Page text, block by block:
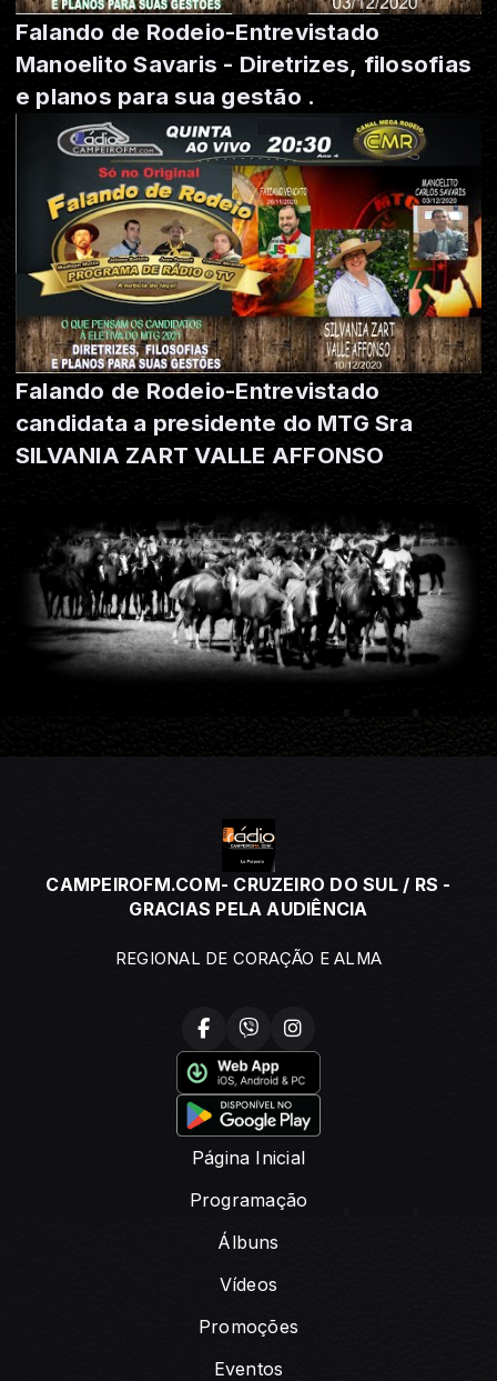
Falando de Rodeio-Entrevistado
Manoelito Savaris - Diretrizes, filosofias
e planos para sua gestão .
Falando de Rodeio-Entrevistado
candidata a presidente do MTG Sra
SILVANIA ZART VALLE AFFONSO
CAMPEIROFM.COM- CRUZEIRO DO SUL / RS -
GRACIAS PELA AUDIÊNCIA
REGIONAL DE CORAÇÃO E ALMA
Página Inicial
Programação
Álbuns
Vídeos
Promoções
Eventos